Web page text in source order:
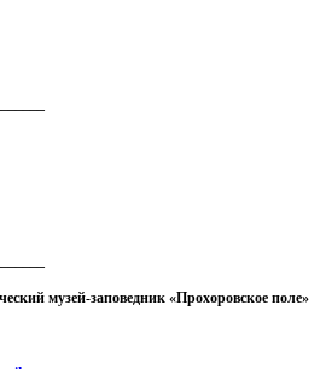
музей-заповедник «Прохоровское поле»